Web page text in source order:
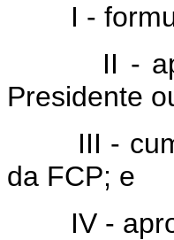
I -
II -
Presidente
III -
da FCP; e
IV -